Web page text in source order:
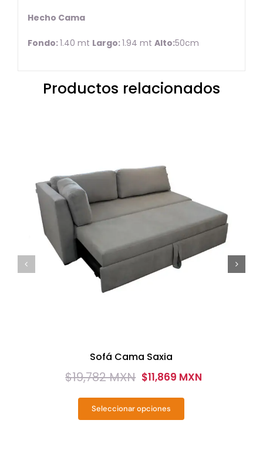
Hecho Cama
Fondo:1.40 mt Largo:1.94 mt Alto:50cm
Productos relacionados
Sofá Cama Saxia
$19,782 MXN
Original
price
$11,869 MXN
Current
price
Seleccionar opciones
Este